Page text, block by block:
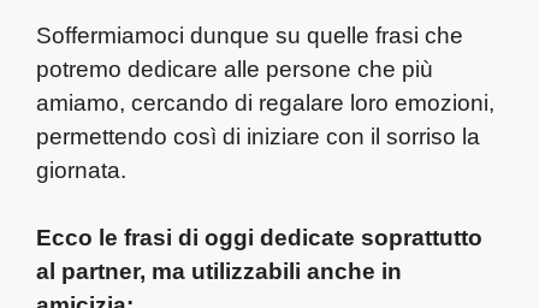
Soffermiamoci dunque su quelle frasi che
potremo dedicare alle persone che più
amiamo, cercando di regalare loro emozioni,
permettendo così di iniziare con il sorriso la
giornata.
Ecco le frasi di oggi dedicate soprattutto
al partner, ma utilizzabili anche in